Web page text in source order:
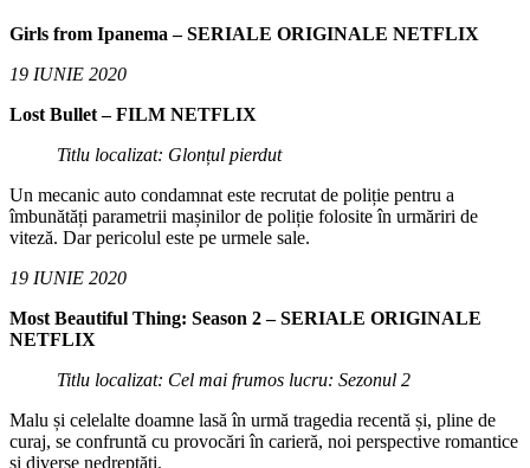
Girls from Ipanema – SERIALE ORIGINALE NETFLIX
19 IUNIE 2020
Lost Bullet – FILM NETFLIX
Titlu localizat: Glonțul pierdut
Un mecanic auto condamnat este recrutat de poliție pentru a
îmbunătăți parametrii mașinilor de poliție folosite în urmăriri de
viteză. Dar pericolul este pe urmele sale.
19 IUNIE 2020
Most Beautiful Thing: Season 2 – SERIALE ORIGINALE
NETFLIX
Titlu localizat: Cel mai frumos lucru: Sezonul 2
Malu și celelalte doamne lasă în urmă tragedia recentă și, pline de
curaj, se confruntă cu provocări în carieră, noi perspective romantice
și diverse nedreptăți.